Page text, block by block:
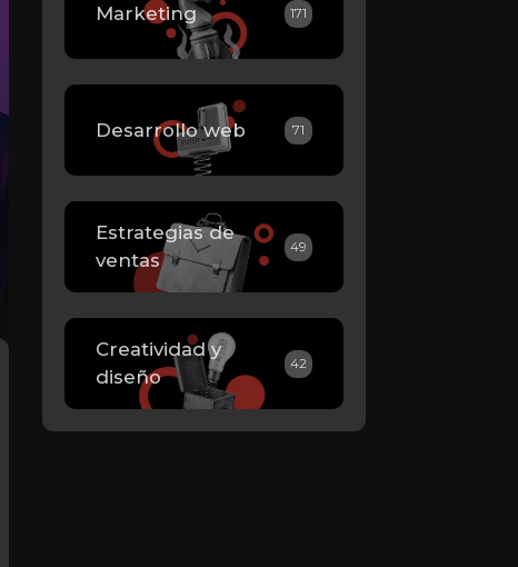
Marketing 171
Desarrollo web 71
Estrategias de
ventas
49
Creatividad y
diseño
42